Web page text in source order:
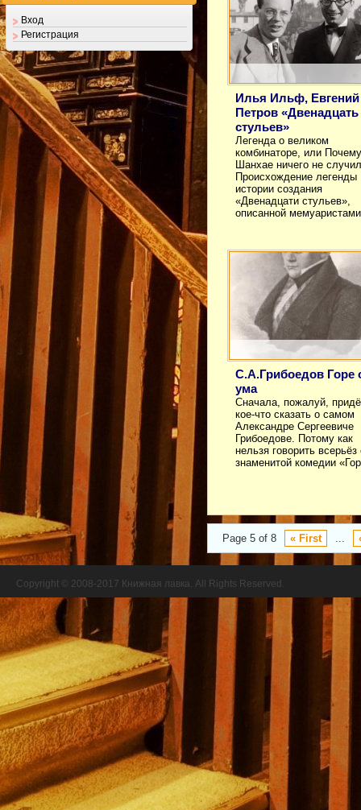
Илья Ильф, Евгений
Петров «Двенадцать
стульев»
Легенда о великом
комбинаторе, или
Шанхае ничего не
Происхождение легенды
истории создания
«Двенадцати стульев»,
описанной
С.А.Грибоедов Горе
ума
Сначала, пожалуй,
кое-что сказать о самом
Александре Сергеевиче
Грибоедове. Потому как
нельзя говорить всерьёз
знаменитой комедии
Page 5 of 8 « First ...
Вход
Регистрация
Copyright © 2008-2017 Книжная лавка. All Rights Reserved.